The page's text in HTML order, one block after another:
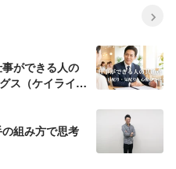
ができる人の
ス（ケイライ
組み方で思考